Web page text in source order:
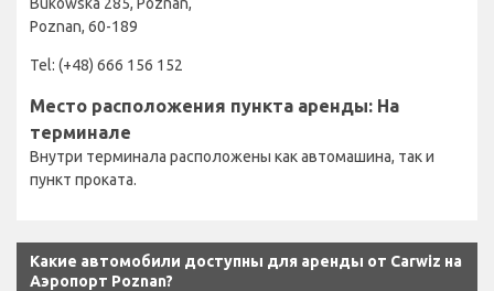
Poznan, 60-189
Tel: (+48) 666 156 152
Место расположения пункта аренды: На
терминале
Внутри терминала расположены как автомашина, так и
пункт проката.
Какие автомобили доступны для аренды от Carwiz на
Аэропорт Poznan?